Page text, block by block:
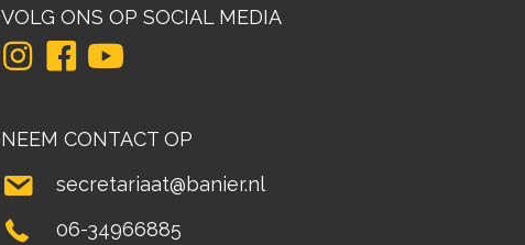
VOLG ONS OP SOCIAL MEDIA
NEEM CONTACT OP
secretariaat@banier.nl
06-34966885